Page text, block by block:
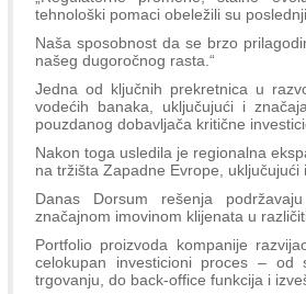
tehnološki pomaci obeležili su
Naša sposobnost da se brzo
našeg dugoročnog rasta.“
Jedna od ključnih prekretnica u
vodećih banaka, uključujući i
pouzdanog dobavljača kritične
Nakon toga usledila je regionalna
na tržišta Zapadne Evrope, uključujući
Danas Dorsum rešenja
značajnom imovinom klijenata u
Portfolio proizvoda kompanije
celokupan investicioni proces – od
trgovanju, do back-office funkcija i